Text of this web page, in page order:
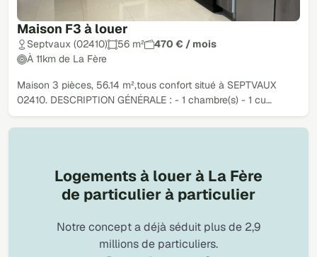
Maison F3 à louer
Septvaux (02410) 56 m²
470 € / mois
À 11km de La Fère
Maison 3 pièces, 56.14 m²,tous confort situé à SEPTVAUX
02410. DESCRIPTION GÉNÉRALE : - 1 chambre(s) - 1 cu…
Logements à louer à La Fère
de particulier à particulier
Notre concept a déjà séduit plus de 2,9
millions de particuliers.